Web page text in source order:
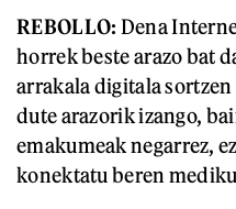
REBOLLO: Dena
horrek beste arazo bat
arrakala digitala sortzen
dute arazorik izango,
emakumeak negarrez,
konektatu beren